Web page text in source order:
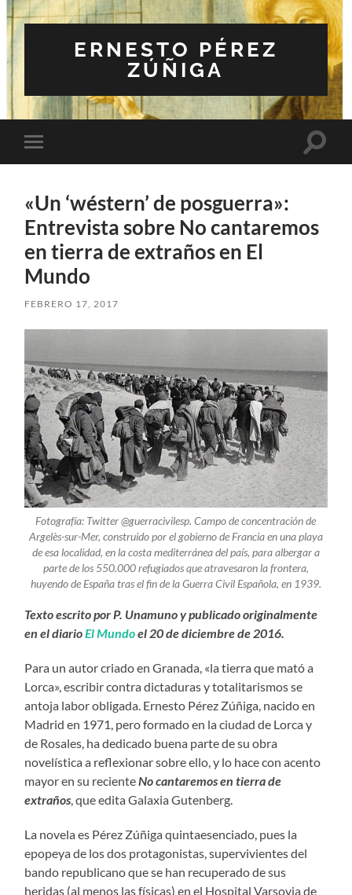
ERNESTO PÉREZ
ZÚÑIGA
Alternar
el
«Un ‘wéstern’ de posguerra»:
Entrevista sobre No cantaremos
en tierra de extraños en El
Mundo
FEBRERO 17, 2017
Fotografía: Twitter @guerracivilesp. Campo de concentración de
Argelès-sur-Mer, construido por el gobierno de Francia en una playa
de esa localidad, en la costa mediterránea del país, para albergar a
parte de los 550.000 refugiados que atravesaron la frontera,
huyendo de España tras el fin de la Guerra Civil Española, en 1939.
Texto escrito por P. Unamuno y publicado originalmente
en el diarioEl Mundoel 20 de diciembre de 2016.
Para un autor criado en Granada, «la tierra que mató a
Lorca», escribir contra dictaduras y totalitarismos se
antoja labor obligada. Ernesto Pérez Zúñiga, nacido en
Madrid en 1971, pero formado en la ciudad de Lorca y
de Rosales, ha dedicado buena parte de su obra
novelística a reflexionar sobre ello, y lo hace con acento
mayor en su recienteNo cantaremos en tierra de
extraños, que edita Galaxia Gutenberg.
La novela es Pérez Zúñiga quintaesenciado, pues la
epopeya de los dos protagonistas, supervivientes del
bando republicano que se han recuperado de sus
heridas (al menos las físicas) en el Hospital Varsovia de